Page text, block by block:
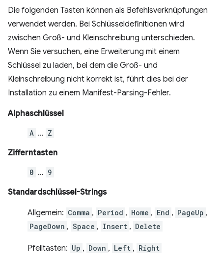
Die folgenden Tasten können als Befehlsverknüpfungen
verwendet werden. Bei Schlüsseldefinitionen wird
zwischen Groß- und Kleinschreibung unterschieden.
Wenn Sie versuchen, eine Erweiterung mit einem
Schlüssel zu laden, bei dem die Groß- und
Kleinschreibung nicht korrekt ist, führt dies bei der
Installation zu einem Manifest-Parsing-Fehler.
Alphaschlüssel
A … Z
Zifferntasten
0 … 9
Standardschlüssel-Strings
Allgemein: Comma , Period , Home , End , PageUp ,
PageDown , Space , Insert , Delete
Pfeiltasten: Up , Down , Left , Right